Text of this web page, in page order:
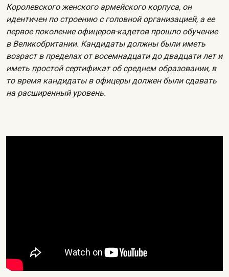
Королевского женского армейского корпуса, он
идентичен по строению с головной организацией, а ее
первое поколение офицеров-кадетов прошло обучение
в Великобритании. Кандидаты должны были иметь
возраст в пределах от восемнадцати до двадцати лет и
иметь простой сертификат об среднем образовании, в
то время кандидаты в офицеры должен были сдавать
на расширенный уровень.